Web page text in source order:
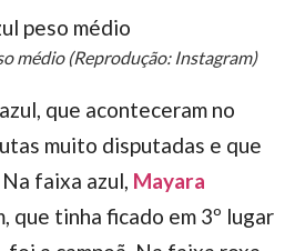
médio (Reprodução: Instagram)
que aconteceram no
muito disputadas e que
faixa azul, Mayara
que tinha ficado em 3º lugar